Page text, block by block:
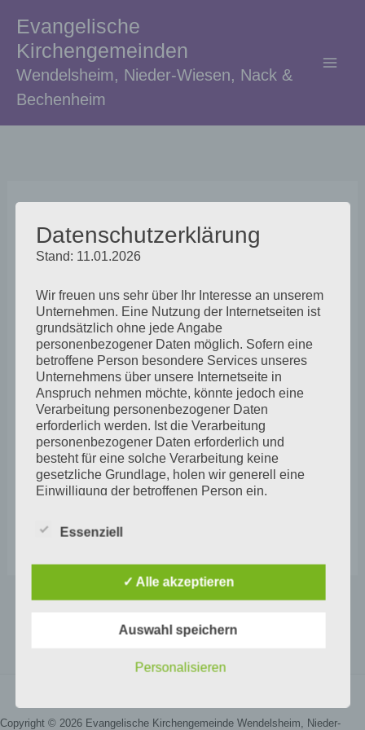
Inhalt
springen
Evangelische
Kirchengemeinden
Wendelsheim, Nieder-Wiesen, Nack &
Bechenheim
t am 08. Februar 2026 um
Evangelischen Kirche
Uffhofen (Kellergasse 8)
Copyright © 2026 Evangelische Kirchengemeinde Wendelsheim, Nieder-
Datenschutzerklärung
Stand: 11.01.2026
Wir freuen uns sehr über Ihr Interesse an unserem
Unternehmen. Eine Nutzung der Internetseiten ist
grundsätzlich ohne jede Angabe
personenbezogener Daten möglich. Sofern eine
betroffene Person besondere Services unseres
Unternehmens über unsere Internetseite in
Anspruch nehmen möchte, könnte jedoch eine
Verarbeitung personenbezogener Daten
erforderlich werden. Ist die Verarbeitung
personenbezogener Daten erforderlich und
besteht für eine solche Verarbeitung keine
gesetzliche Grundlage, holen wir generell eine
Einwilligung der betroffenen Person ein.
Die Verarbeitung personenbezogener Daten,
Adresse oder Telefonnummer einer betroffenen
Person, erfolgt stets im Einklang mit der
landesspezifischen Datenschutzbestimmungen.
Unternehmen die Öffentlichkeit über Art, Umfang
und Zweck der von uns erhobenen, genutzten und
informieren. Ferner werden betroffene Personen
mittels dieser Datenschutzerklärung über die ihnen
Essenziell
✓ Alle akzeptieren
Auswahl speichern
Personalisieren